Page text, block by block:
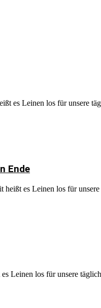
los für unsere
es Leinen los für unsere
Ende
es Leinen los für
Leinen los für unsere